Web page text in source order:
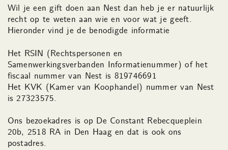
Wil je een gift doen aan Nest dan heb je er natuurlijk
recht op te weten aan wie en voor wat je geeft.
Hieronder vind je de benodigde informatie
Het RSIN (Rechtspersonen en
Samenwerkingsverbanden Informatienummer) of het
fiscaal nummer van Nest is 819746691
Het KVK (Kamer van Koophandel) nummer van Nest
is 27323575.
Ons bezoekadres is op De Constant Rebecqueplein
20b, 2518 RA in Den Haag en dat is ook ons
postadres.